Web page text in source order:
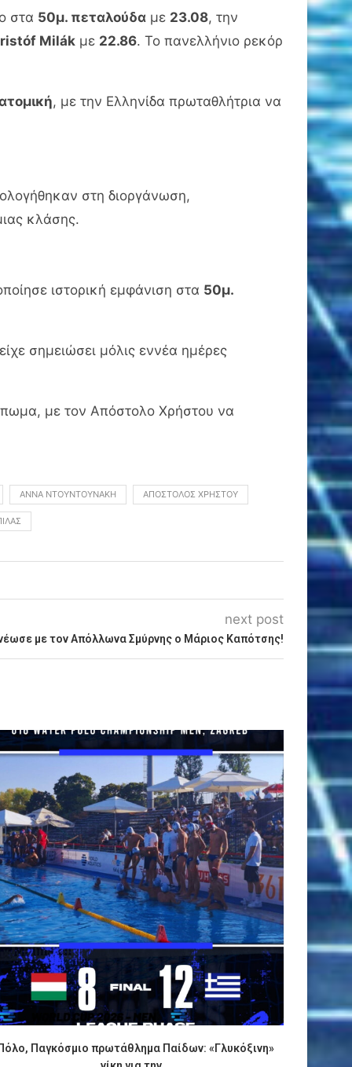
στα 50μ. πεταλούδα με 23.08, την
Milák με 22.86. Το πανελλήνιο ρεκόρ
, με την Ελληνίδα πρωταθλήτρια να
στη διοργάνωση,
κλάσης.
ιστορική εμφάνιση στα 50μ.
σημειώσει μόλις εννέα ημέρες
με τον Απόστολο Χρήστου να
ΆΝΝΑ ΝΤΟΥΝΤΟΥΝΆΚΗ ΑΠΌΣΤΟΛΟΣ ΧΡΉΣΤΟΥ
next post
με τον Απόλλωνα Σμύρνης ο Μάριος Καπότσης!
Παγκόσμιο πρωτάθλημα Παίδων: «Γλυκόξινη»